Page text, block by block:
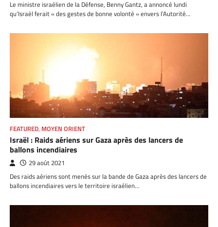
Le ministre israélien de la Défense, Benny Gantz, a annoncé lundi
qu’Israël ferait « des gestes de bonne volonté » envers l’Autorité…
FEATURED, MOYEN ORIENT
Israël : Raids aériens sur Gaza après des lancers de
ballons incendiaires
29 août 2021
Des raids aériens sont menés sur la bande de Gaza après des lancers de
ballons incendiaires vers le territoire israélien…